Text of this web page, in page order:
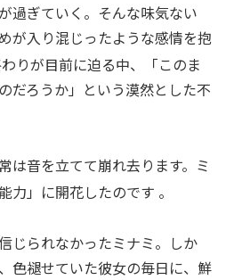
過ぎていく。そんな味気ない
が入り混じったような感情を抱
りが目前に迫る中、「このま
だろうか」という漠然とした不
は音を立てて崩れ去ります。ミ
力」に開花したのです 。
じられなかったミナミ。しか
色褪せていた彼女の毎日に、鮮